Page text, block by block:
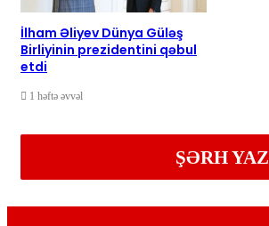
İlham Əliyev Dünya Güləş
Birliyinin prezidentini qəbul
etdi
1 həftə əvvəl
ŞƏRH YAZ